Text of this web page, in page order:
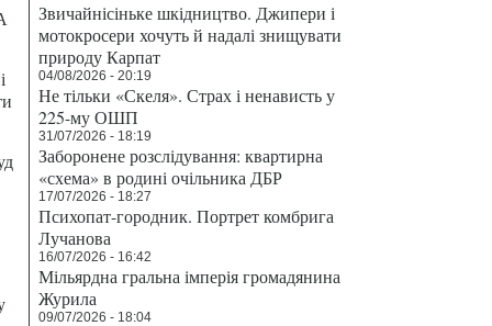
Звичайнісіньке шкідництво. Джипери і
мотокросери хочуть й надалі знищувати
природу Карпат
04/08/2026 - 20:19
Не тільки «Скеля». Страх і ненависть у
225-му ОШП
31/07/2026 - 18:19
Заборонене розслідування: квартирна
«схема» в родині очільника ДБР
17/07/2026 - 18:27
Психопат-городник. Портрет комбрига
Лучанова
16/07/2026 - 16:42
Мільярдна гральна імперія громадянина
Журила
09/07/2026 - 18:04